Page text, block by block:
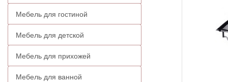
Мебель для гостиной
Мебель для детской
Мебель для прихожей
Мебель для ванной